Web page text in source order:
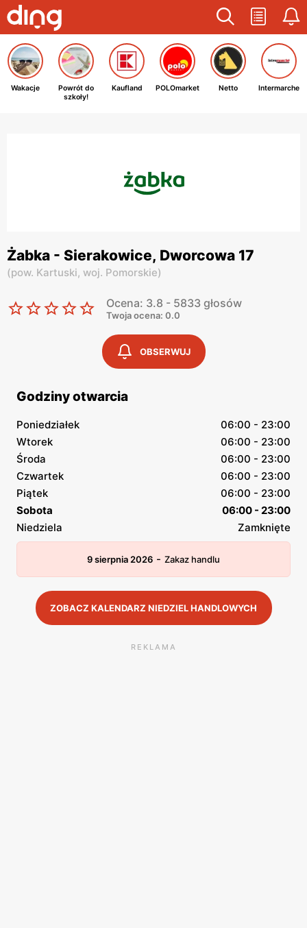
Wakacje
Powrót do
szkoły!
Kaufland POLOmarket Netto Intermarche
Żabka - Sierakowice, Dworcowa 17
(pow. Kartuski, woj. Pomorskie)
Ocena: 3.8 - 5833 głosów
Twoja ocena: 0.0
OBSERWUJ
Godziny otwarcia
Poniedziałek
06:00 - 23:00
Wtorek
06:00 - 23:00
Środa
06:00 - 23:00
Czwartek
06:00 - 23:00
Piątek
06:00 - 23:00
Sobota
06:00 - 23:00
Niedziela
Zamknięte
9 sierpnia 2026 - Zakaz handlu
ZOBACZ KALENDARZ NIEDZIEL HANDLOWYCH
REKLAMA